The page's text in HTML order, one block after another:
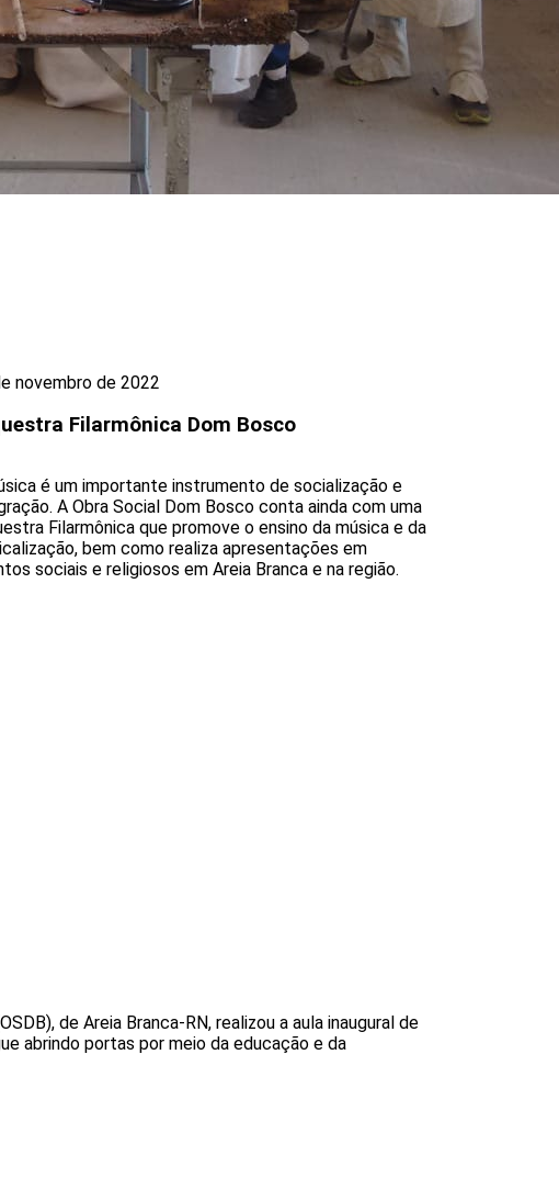
novembro de 2022
Filarmônica Dom Bosco
é um importante instrumento de socialização e
A Obra Social Dom Bosco conta ainda com uma
Filarmônica que promove o ensino da música e da
bem como realiza apresentações em
sociais e religiosos em Areia Branca e na região.
de Areia Branca-RN, realizou a aula inaugural de
abrindo portas por meio da educação e da